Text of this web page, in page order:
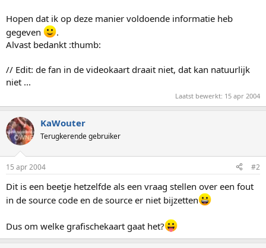
Hopen dat ik op deze manier voldoende informatie heb
gegeven
.
Alvast bedankt :thumb:
// Edit: de fan in de videokaart draait niet, dat kan natuurlijk
niet ...
Laatst bewerkt: 15 apr 2004
KaWouter
Terugkerende gebruiker
15 apr 2004 #2
Dit is een beetje hetzelfde als een vraag stellen over een fout
in de source code en de source er niet bijzetten
Dus om welke grafischekaart gaat het?